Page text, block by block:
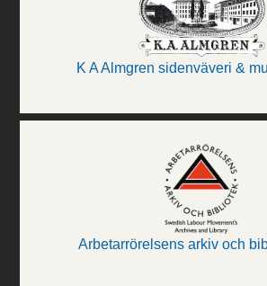
K A Almgren sidenväveri &
Arbetarrörelsens arkiv och